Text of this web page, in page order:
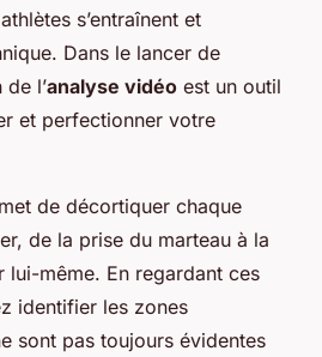
s’entraînent et
Dans le lancer de
de l’analyse vidéo est un outil
et perfectionner votre
de décortiquer chaque
de la prise du marteau à la
lui-même. En regardant ces
identifier les zones
sont pas toujours évidentes